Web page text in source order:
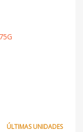
ÚLTIMAS UNIDADES